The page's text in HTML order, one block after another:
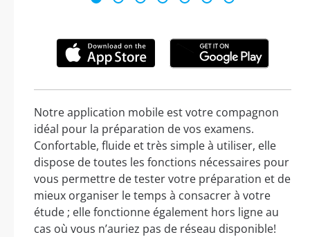
Notre application mobile est votre compagnon
idéal pour la préparation de vos examens.
Confortable, fluide et très simple à utiliser, elle
dispose de toutes les fonctions nécessaires pour
vous permettre de tester votre préparation et de
mieux organiser le temps à consacrer à votre
étude ; elle fonctionne également hors ligne au
cas où vous n’auriez pas de réseau disponible!